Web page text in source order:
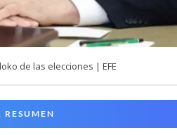
de las elecciones | EFE
RESUMEN